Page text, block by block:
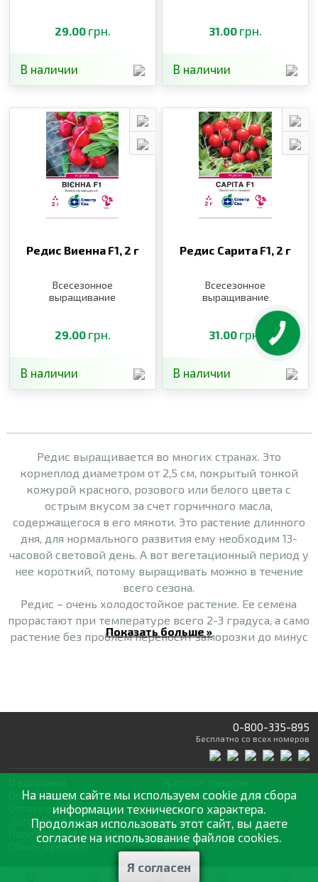
29.00 грн.
В наличии
31.00 грн.
В наличии
Редис Виенна F1, 2 г
Всесезонное
выращивание
29.00 грн.
В наличии
Редис Сарита F1, 2 г
Всесезонное
выращивание
31.00 грн.
В наличии
Редис выращивается во многих странах. Это
корнеплод диаметром от 2,5 см, покрытый тонкой
кожурой красного, розового или белого цвета с
острым вкусом за счет горчичного масла,
содержащегося в его мякоти. Это растение длинного
дня, для нормального развития ему необходим 13-
часовой световой день. А вот вегетационный период у
нее короткий, потому выращивать можно в течение
всего сезона.
Редис – очень холодостойкое растение. Ее семена
прорастают при температуре всего 2-3 градуса, а само
растение без проблем переносит заморозки до минус
созревания употребляемого в пищу корнеплода. Она
богата клетчаткой, эфирными маслами, антоцианами,
Редис – основа разнообразных весенне-летних
овощных салатов, из нее делают зимние заготовки в
виде консервации, замораживают и даже сушат.
Показать больше »
0-800-335-895
Бесплатно со всех номеров
Оптовая продажа
Оплата и доставка
Договор оферты
Політика конфіденційності
Обмен и возврат
Статьии рекомендации
Отзывы
Контакты
Мои заказы
На нашем сайте мы используем cookie для сбора
информации технического характера.
Продолжая использовать этот сайт, вы даете
согласие на использование файлов cookies.
Я согласен